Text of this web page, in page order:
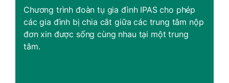
Chương trình đoàn tụ gia đình IPAS cho phép
các gia đình bị chia cắt giữa các trung tâm nộp
đơn xin được sống cùng nhau tại một trung
tâm.